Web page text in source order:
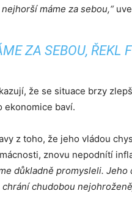
máme za sebou,“
ZA SEBOU, ŘEKL
že se situace brzy
ekonomice baví.
z toho, že jeho vládou
znovu nepodnítí
důkladně promysleli.
chudobou